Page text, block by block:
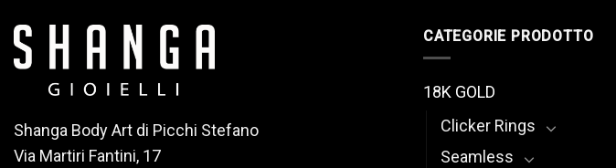
Shanga Body Art di Picchi Stefano
Via Martiri Fantini, 17
CATEGORIE PRODOTTO
18K GOLD
Clicker Rings
Seamless